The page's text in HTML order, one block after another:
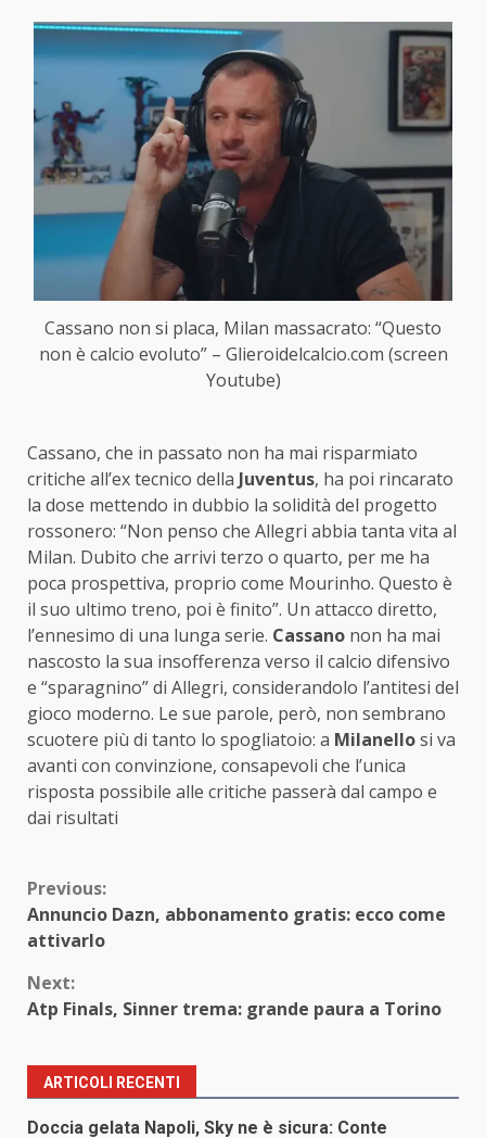
Cassano non si placa, Milan massacrato: “Questo
non è calcio evoluto” – Glieroidelcalcio.com (screen
Youtube)
Cassano, che in passato non ha mai risparmiato
critiche all’ex tecnico della Juventus, ha poi rincarato
la dose mettendo in dubbio la solidità del progetto
rossonero: “Non penso che Allegri abbia tanta vita al
Milan. Dubito che arrivi terzo o quarto, per me ha
poca prospettiva, proprio come Mourinho. Questo è
il suo ultimo treno, poi è finito”. Un attacco diretto,
l’ennesimo di una lunga serie. Cassano non ha mai
nascosto la sua insofferenza verso il calcio difensivo
e “sparagnino” di Allegri, considerandolo l’antitesi del
gioco moderno. Le sue parole, però, non sembrano
scuotere più di tanto lo spogliatoio: a Milanellosi va
avanti con convinzione, consapevoli che l’unica
risposta possibile alle critiche passerà dal campo e
dai risultati
Continue
Reading
Previous:
Annuncio Dazn, abbonamento gratis: ecco come
attivarlo
Next:
Atp Finals, Sinner trema: grande paura a Torino
ARTICOLI RECENTI
Doccia gelata Napoli, Sky ne è sicura: Conte